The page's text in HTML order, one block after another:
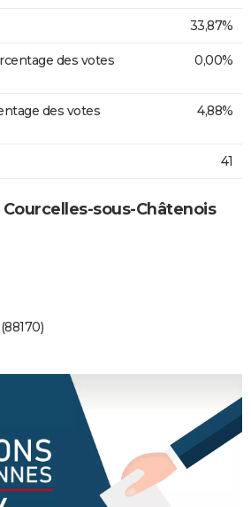
33,87%
des votes
0,00%
des votes
4,88%
41
sous-Châtenois